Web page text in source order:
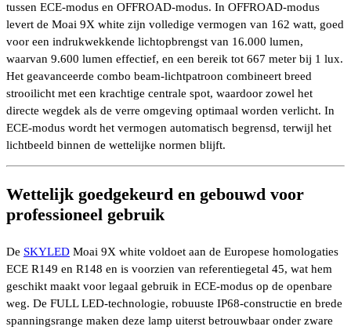
tussen ECE-modus en OFFROAD-modus. In OFFROAD-modus
levert de Moai 9X white zijn volledige vermogen van 162 watt, goed
voor een indrukwekkende lichtopbrengst van 16.000 lumen,
waarvan 9.600 lumen effectief, en een bereik tot 667 meter bij 1 lux.
Het geavanceerde combo beam-lichtpatroon combineert breed
strooilicht met een krachtige centrale spot, waardoor zowel het
directe wegdek als de verre omgeving optimaal worden verlicht. In
ECE-modus wordt het vermogen automatisch begrensd, terwijl het
lichtbeeld binnen de wettelijke normen blijft.
Wettelijk goedgekeurd en gebouwd voor
professioneel gebruik
De SKYLED Moai 9X white voldoet aan de Europese homologaties
ECE R149 en R148 en is voorzien van referentiegetal 45, wat hem
geschikt maakt voor legaal gebruik in ECE-modus op de openbare
weg. De FULL LED-technologie, robuuste IP68-constructie en brede
spanningsrange maken deze lamp uiterst betrouwbaar onder zware